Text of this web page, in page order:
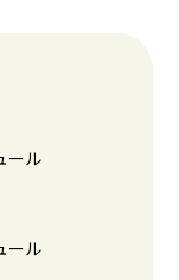
ール
ール